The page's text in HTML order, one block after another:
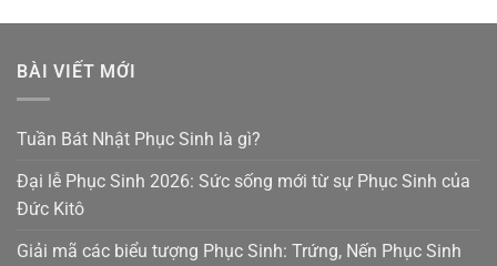
BÀI VIẾT MỚI
Tuần Bát Nhật Phục Sinh là gì?
Đại lễ Phục Sinh 2026: Sức sống mới từ sự Phục Sinh của
Đức Kitô
Giải mã các biểu tượng Phục Sinh: Trứng, Nến Phục Sinh